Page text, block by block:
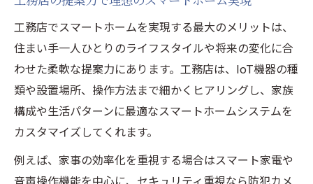
工務店でスマートホームを実現する最大のメリットは、
住まい手一人ひとりのライフスタイルや将来の変化に合
わせた柔軟な提案力にあります。工務店は、IoT機器の種
類や設置場所、操作方法まで細かくヒアリングし、家族
構成や生活パターンに最適なスマートホームシステムを
カスタマイズしてくれます。
例えば、家事の効率化を重視する場合はスマート家電や